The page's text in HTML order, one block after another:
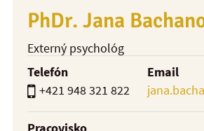
PhDr. Jana
Externý psychológ
Telefón
+421 948 321 822
Email